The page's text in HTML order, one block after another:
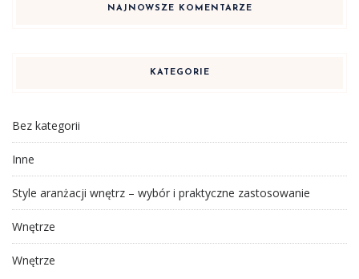
NAJNOWSZE KOMENTARZE
KATEGORIE
Bez kategorii
Inne
Style aranżacji wnętrz – wybór i praktyczne zastosowanie
Wnętrze
Wnętrze